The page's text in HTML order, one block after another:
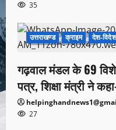
35
1 minute read
उत्तराखण्ड क्राइम देश-विदेश
गढ़वाल मंडल के 69
पत्र, शिक्षा मंत्री ने
27